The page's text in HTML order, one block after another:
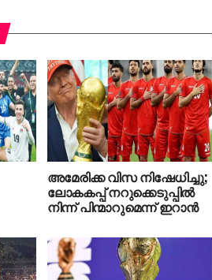
അമേരിക്ക വിസ നിഷേധിച്ചു;
ലോകകപ്പ് നറുക്കെടുപ്പില്‍
നിന്ന് പിന്മാറുമെന്ന് ഇറാന്‍